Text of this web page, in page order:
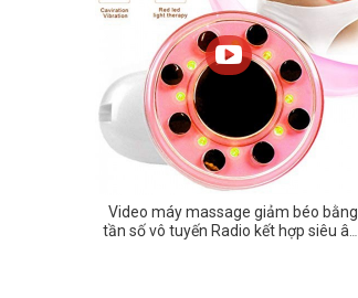
Video máy massage giảm béo bằng
tần số vô tuyến Radio kết hợp siêu âm